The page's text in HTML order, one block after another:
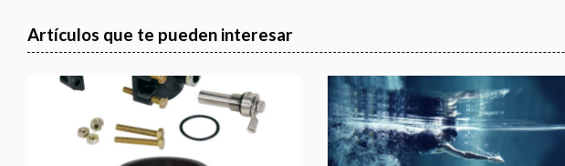
Artículos que te pueden interesar